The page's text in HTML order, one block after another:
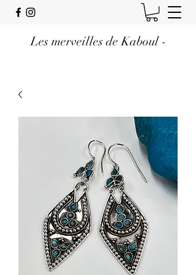
Les merveilles de Kaboul -